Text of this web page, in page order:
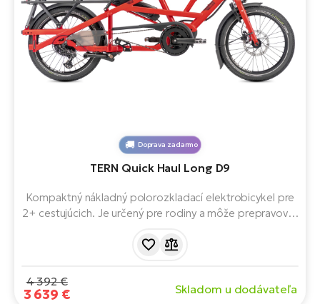
Doprava zadarmo
TERN Quick Haul Long D9
Kompaktný nákladný polorozkladací elektrobicykel pre
2+ cestujúcich. Je určený pre rodiny a môže prepravovať
vybavený systémom a motorom Bosch Cargo Line.
4 392 €
3 639 € Skladom u dodávateľa